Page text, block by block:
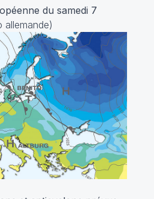
du samedi 7
allemande)